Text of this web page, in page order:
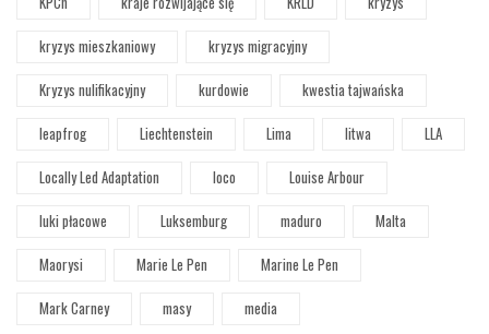
kryzys mieszkaniowy
kryzys migracyjny
Kryzys nulifikacyjny
kurdowie
kwestia tajwańska
leapfrog
Liechtenstein Lima litwa
LLA
Locally Led Adaptation
loco
Louise Arbour
luki płacowe
Luksemburg maduro
Malta
Maorysi
Marie Le Pen
Marine Le Pen
Mark Carney
masy
media